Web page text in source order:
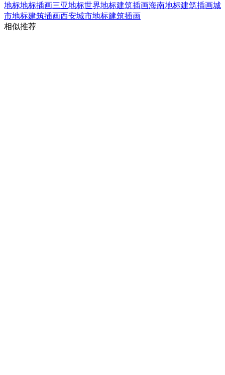
地标地标插画三亚地标世界地标建筑插画海南地标建筑插画城
市地标建筑插画西安城市地标建筑插画
相似推荐